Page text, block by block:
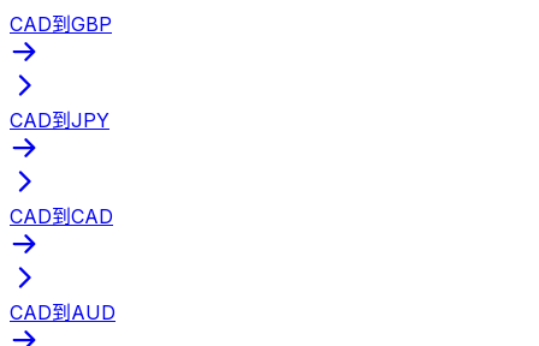
CAD到GBP
CAD到JPY
CAD到CAD
CAD到AUD